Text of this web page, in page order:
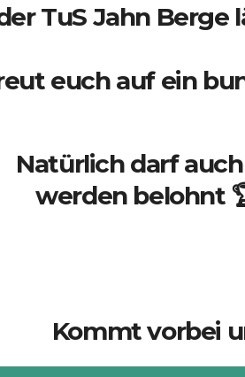
TuS Jahn Berge
euch auf ein
Natürlich darf
werden belohnt
Kommt vorbei